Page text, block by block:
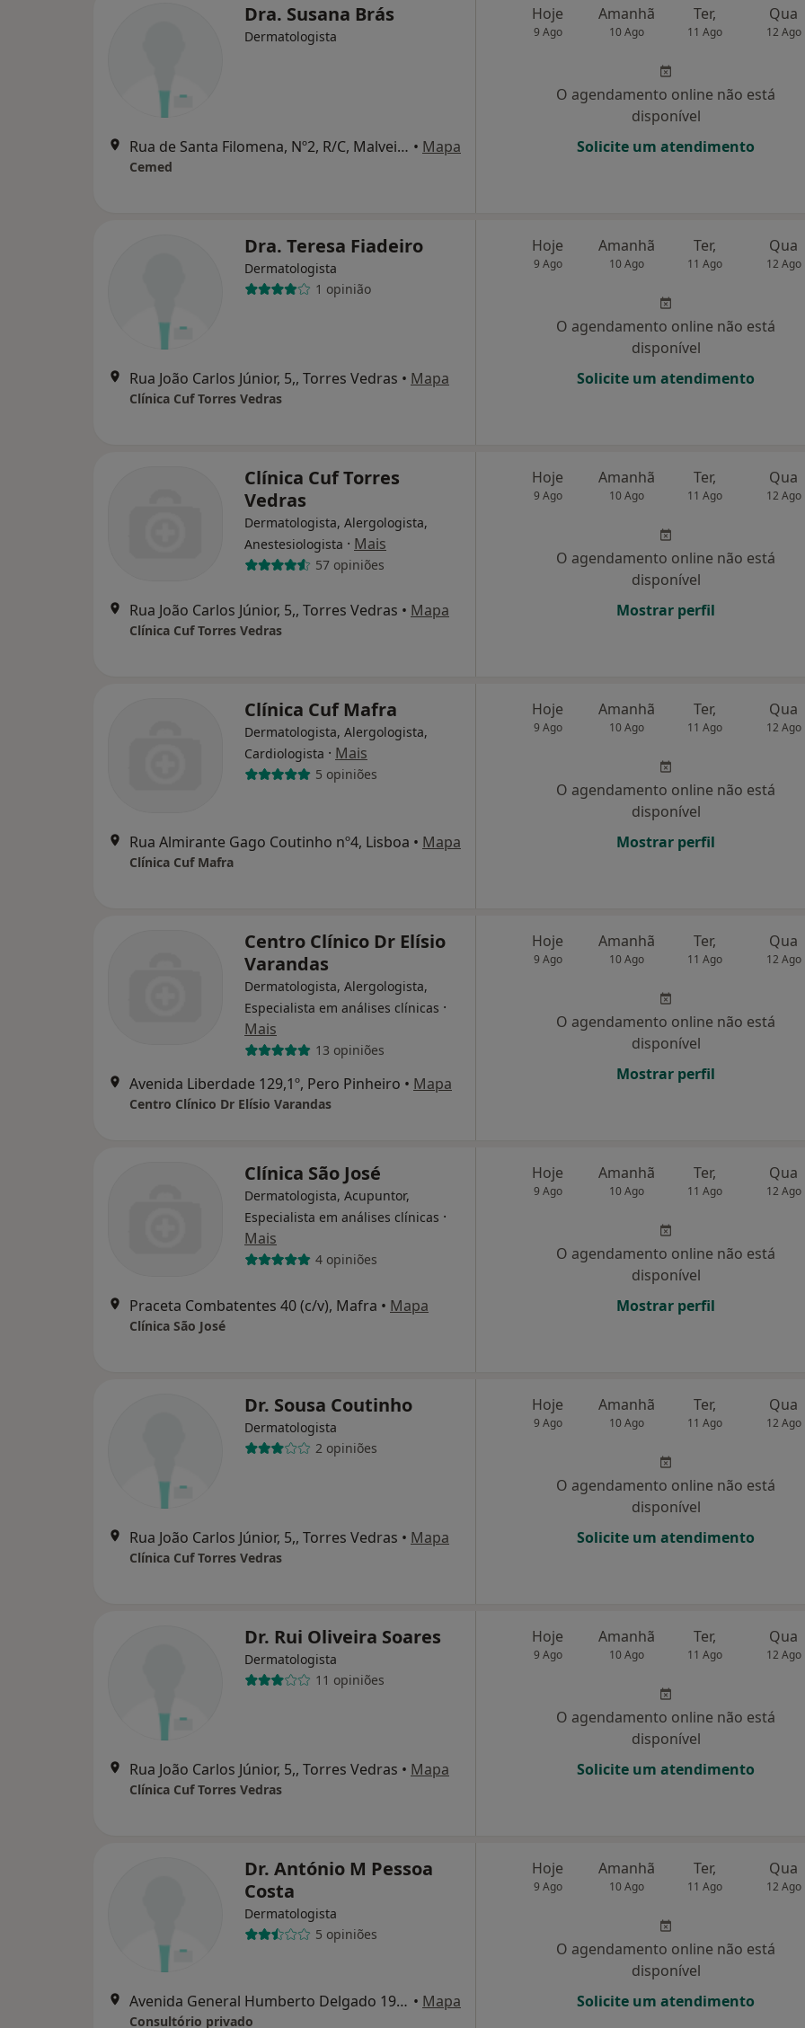
Dra. Susana Brás
Dermatologista
Rua de Santa Filomena, Nº2, R/C, Malveira • Mapa
Cemed
Hoje
9 Ago
Amanhã
10 Ago
Ter,
11 Ago
Qua
12 Ago
O agendamento online não está
disponível
Solicite um atendimento
Dra. Teresa Fiadeiro
Dermatologista
1 opinião
Rua João Carlos Júnior, 5,, Torres Vedras • Mapa
Clínica Cuf Torres Vedras
Hoje
9 Ago
Amanhã
10 Ago
Ter,
11 Ago
Qua
12 Ago
O agendamento online não está
disponível
Solicite um atendimento
Clínica Cuf Torres
Vedras
Dermatologista, Alergologista,
Anestesiologista · Mais
57 opiniões
Rua João Carlos Júnior, 5,, Torres Vedras • Mapa
Clínica Cuf Torres Vedras
Hoje
9 Ago
Amanhã
10 Ago
Ter,
11 Ago
Qua
12 Ago
O agendamento online não está
disponível
Mostrar perfil
Clínica Cuf Mafra
Dermatologista, Alergologista,
Cardiologista · Mais
5 opiniões
Rua Almirante Gago Coutinho nº4, Lisboa • Mapa
Clínica Cuf Mafra
Hoje
9 Ago
Amanhã
10 Ago
Ter,
11 Ago
Qua
12 Ago
O agendamento online não está
disponível
Mostrar perfil
Centro Clínico Dr Elísio
Varandas
Dermatologista, Alergologista,
Especialista em análises clínicas ·
Mais
13 opiniões
Avenida Liberdade 129,1º, Pero Pinheiro • Mapa
Centro Clínico Dr Elísio Varandas
Hoje
9 Ago
Amanhã
10 Ago
Ter,
11 Ago
Qua
12 Ago
O agendamento online não está
disponível
Mostrar perfil
Clínica São José
Dermatologista, Acupuntor,
Especialista em análises clínicas ·
Mais
4 opiniões
Praceta Combatentes 40 (c/v), Mafra • Mapa
Clínica São José
Hoje
9 Ago
Amanhã
10 Ago
Ter,
11 Ago
Qua
12 Ago
O agendamento online não está
disponível
Mostrar perfil
Dr. Sousa Coutinho
Dermatologista
2 opiniões
Rua João Carlos Júnior, 5,, Torres Vedras • Mapa
Clínica Cuf Torres Vedras
Hoje
9 Ago
Amanhã
10 Ago
Ter,
11 Ago
Qua
12 Ago
O agendamento online não está
disponível
Solicite um atendimento
Dr. Rui Oliveira Soares
Dermatologista
11 opiniões
Rua João Carlos Júnior, 5,, Torres Vedras • Mapa
Clínica Cuf Torres Vedras
Hoje
9 Ago
Amanhã
10 Ago
Ter,
11 Ago
Qua
12 Ago
O agendamento online não está
disponível
Solicite um atendimento
Dr. António M Pessoa
Costa
Dermatologista
5 opiniões
Avenida General Humberto Delgado 19-B,1º-D, Torres Vedras • Mapa
Consultório privado
Hoje
9 Ago
Amanhã
10 Ago
Ter,
11 Ago
Qua
12 Ago
O agendamento online não está
disponível
Solicite um atendimento